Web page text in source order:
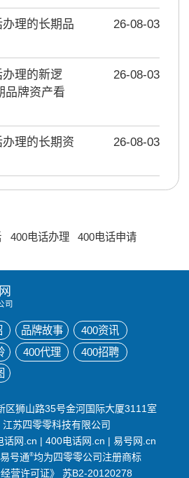
理的长期品
26-08-03
理的新逻
品牌资产看
26-08-03
理的长期资
26-08-03
400电话办理 400电话申请
司
品牌故事
400资讯
400代理
400招聘
区狮山路35号金河国际大厦3111室
江苏四零零科技有限公司
话网.cn | 400电话网.cn | 易号网.cn
号通®均为四零零公司注册商标
营许可证》
苏B2-20120278